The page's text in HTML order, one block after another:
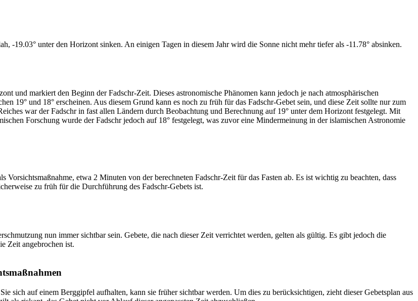
-19.03° unter den Horizont sinken. An einigen Tagen in diesem Jahr wird die Sonne nicht mehr tiefer als -11.78° absinken.
und markiert den Beginn der Fadschr-Zeit. Dieses astronomische Phänomen kann jedoch je nach atmosphärischen
19° und 18° erscheinen. Aus diesem Grund kann es noch zu früh für das Fadschr-Gebet sein, und diese Zeit sollte nur zum
war der Fadschr in fast allen Ländern durch Beobachtung und Berechnung auf 19° unter dem Horizont festgelegt. Mit
Forschung wurde der Fadschr jedoch auf 18° festgelegt, was zuvor eine Mindermeinung in der islamischen Astronomie
Vorsichtsmaßnahme, etwa 2 Minuten von der berechneten Fadschr-Zeit für das Fasten ab. Es ist wichtig zu beachten, dass
zu früh für die Durchführung des Fadschr-Gebets ist.
nun immer sichtbar sein. Gebete, die nach dieser Zeit verrichtet werden, gelten als gültig. Es gibt jedoch die
Zeit angebrochen ist.
sich auf einem Berggipfel aufhalten, kann sie früher sichtbar werden. Um dies zu berücksichtigen, zieht dieser Gebetsplan aus